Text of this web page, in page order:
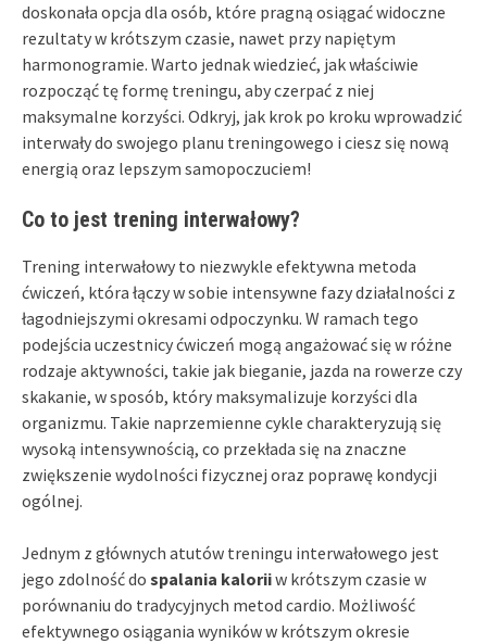
doskonała opcja dla osób, które pragną osiągać widoczne
rezultaty w krótszym czasie, nawet przy napiętym
harmonogramie. Warto jednak wiedzieć, jak właściwie
rozpocząć tę formę treningu, aby czerpać z niej
maksymalne korzyści. Odkryj, jak krok po kroku wprowadzić
interwały do swojego planu treningowego i ciesz się nową
energią oraz lepszym samopoczuciem!
Co to jest trening interwałowy?
Trening interwałowy to niezwykle efektywna metoda
ćwiczeń, która łączy w sobie intensywne fazy działalności z
łagodniejszymi okresami odpoczynku. W ramach tego
podejścia uczestnicy ćwiczeń mogą angażować się w różne
rodzaje aktywności, takie jak bieganie, jazda na rowerze czy
skakanie, w sposób, który maksymalizuje korzyści dla
organizmu. Takie naprzemienne cykle charakteryzują się
wysoką intensywnością, co przekłada się na znaczne
zwiększenie wydolności fizycznej oraz poprawę kondycji
ogólnej.
Jednym z głównych atutów treningu interwałowego jest
jego zdolność do spalania kaloriiw krótszym czasie w
porównaniu do tradycyjnych metod cardio. Możliwość
efektywnego osiągania wyników w krótszym okresie